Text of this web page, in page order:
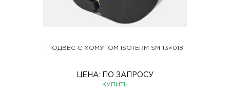
ПОДВЕС С ХОМУТОМ ISOTERM SM 13×018
ЦЕНА: ПО ЗАПРОСУ
КУПИТЬ